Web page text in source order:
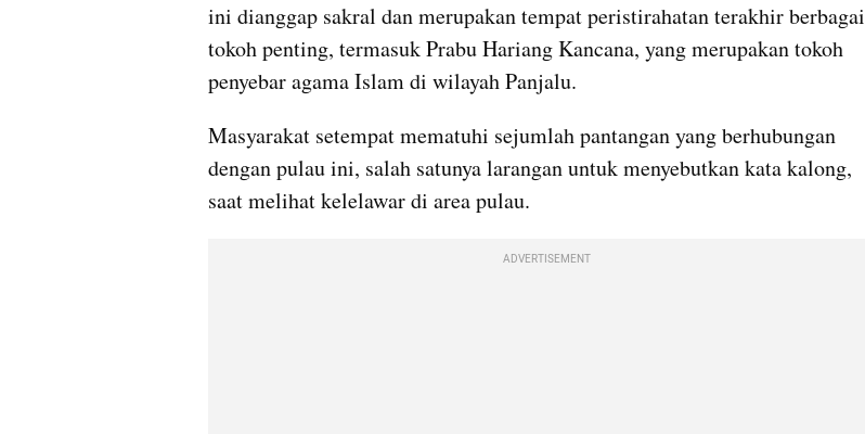
ini dianggap sakral dan merupakan tempat peristirahatan terakhir berbagai
tokoh penting, termasuk Prabu Hariang Kancana, yang merupakan tokoh
penyebar agama Islam di wilayah Panjalu.
Masyarakat setempat mematuhi sejumlah pantangan yang berhubungan
dengan pulau ini, salah satunya larangan untuk menyebutkan kata kalong,
saat melihat kelelawar di area pulau.
ADVERTISEMENT